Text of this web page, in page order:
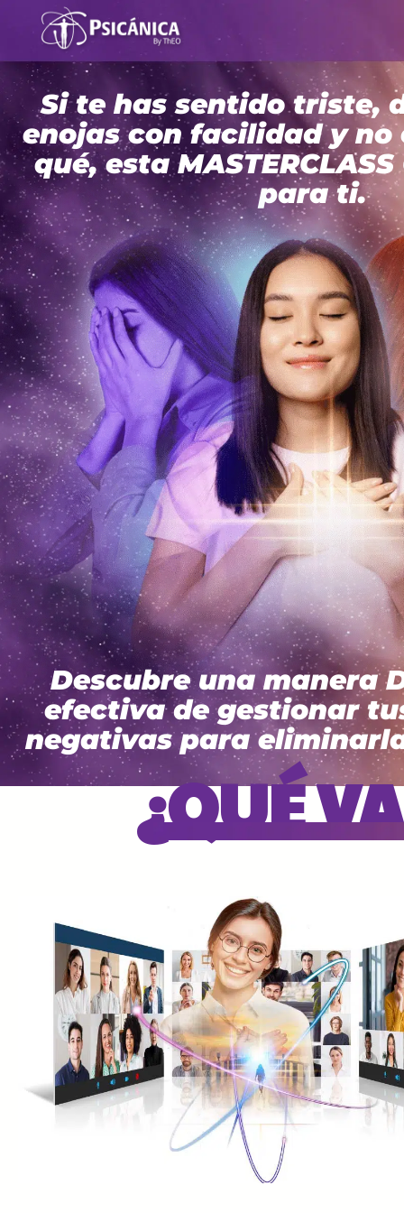
Si te has sentido triste,
enojas con facilidad y
qué, esta MASTERCLASS
para ti.
Descubre una manera
efectiva de gestionar
negativas para
¿QUÉ